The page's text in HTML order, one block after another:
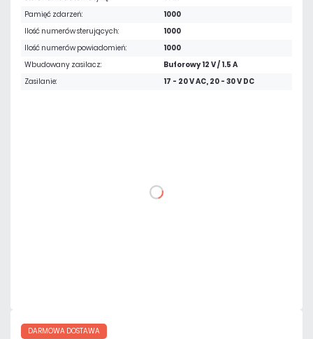
Pamięć zdarzeń:
1000
Ilość numerów sterujących:
1000
Ilość numerów powiadomień:
1000
Wbudowany zasilacz:
Buforowy 12 V / 1.5 A
Zasilanie:
17 - 20 V AC, 20 - 30 V DC
DO KOSZYKA
DARMOWA DOSTAWA